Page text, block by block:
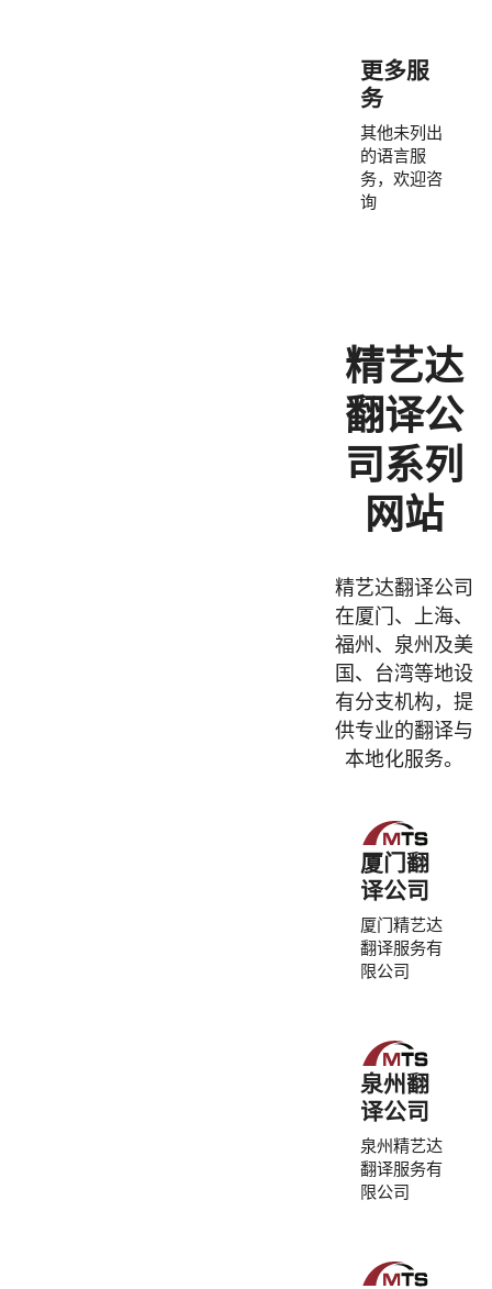
更多服
务
其他未列出
的语言服
务，欢迎咨
询
精艺达
翻译公
司系列
网站
精艺达翻译公司
在厦门、上海、
福州、泉州及美
国、台湾等地设
有分支机构，提
供专业的翻译与
本地化服务。
厦门翻
译公司
厦门精艺达
翻译服务有
限公司
泉州翻
译公司
泉州精艺达
翻译服务有
限公司